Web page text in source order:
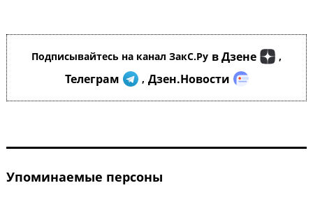
Подписывайтесь на канал ЗакС.Ру в Дзене ,
Телеграм , Дзен.Новости
Упоминаемые персоны